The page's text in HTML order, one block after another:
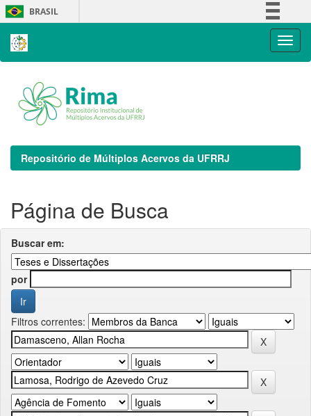
Skip
navigation
BRASIL
Repositório de Múltiplos Acervos da UFRRJ
Página de Busca
Buscar em:
por
Filtros correntes: